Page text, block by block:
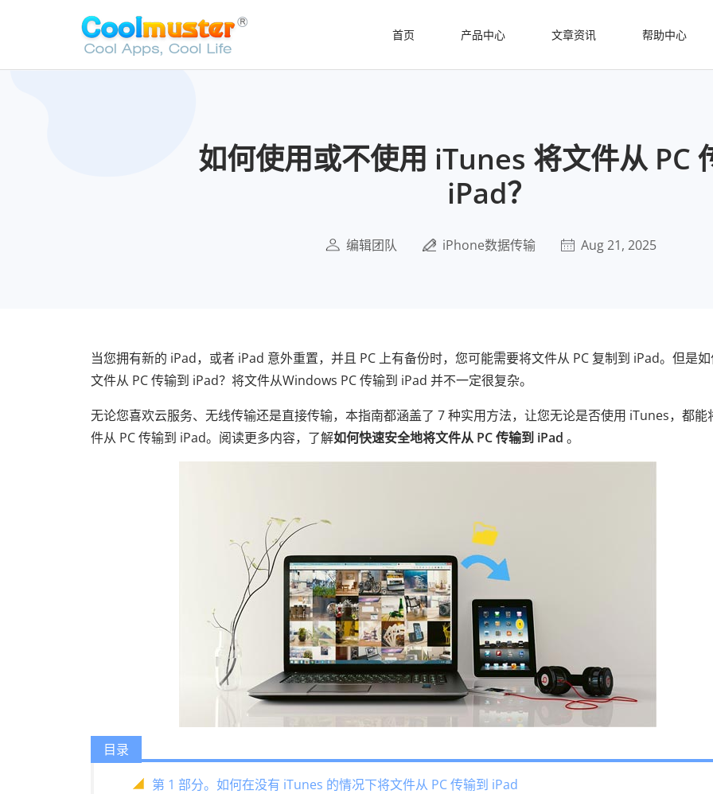
首页 产品中心 文章资讯 帮助中心
如何使用或不使用 iTunes 将文件从 PC
iPad？
编辑团队 iPhone数据传输 Aug 21, 2025
当您拥有新的 iPad，或者 iPad 意外重置，并且 PC 上有备份时，您可能需要将文件从 PC 复制到 iPad。但是
文件从 PC 传输到 iPad？将文件从Windows PC 传输到 iPad 并不一定很复杂。
无论您喜欢云服务、无线传输还是直接传输，本指南都涵盖了 7 种实用方法，让您无论是否使用 iTunes，都能
件从 PC 传输到 iPad。阅读更多内容，了解如何快速安全地将文件从 PC 传输到 iPad 。
目录
第 1 部分。如何在没有 iTunes 的情况下将文件从 PC 传输到 iPad